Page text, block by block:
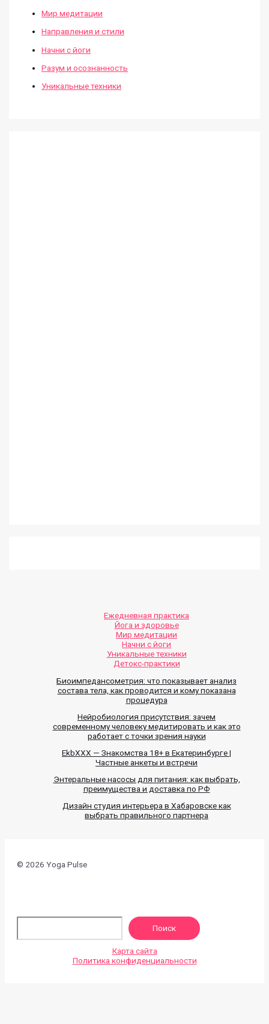
Мир медитации
Направления и стили
Начни с йоги
Разум и осознанность
Уникальные техники
Ежедневная практика
Йога и здоровье
Мир медитации
Начни с йоги
Уникальные техники
Детокс-практики
Биоимпедансометрия: что показывает анализ
состава тела, как проводится и кому показана
процедура
Нейробиология присутствия: зачем
современному человеку медитировать и как это
работает с точки зрения науки
EkbXXX — Знакомства 18+ в Екатеринбурге |
Частные анкеты и встречи
Энтеральные насосы для питания: как выбрать,
преимущества и доставка по РФ
Дизайн студия интерьера в Хабаровске как
выбрать правильного партнера
© 2026 Yoga Pulse
Поиск
Карта сайта
Политика конфиденциальности